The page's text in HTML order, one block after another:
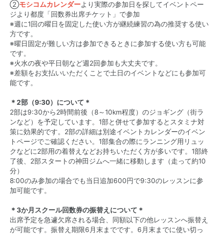
②モシコムカレンダーより実際の参加日を探してイベントペー
ジより都度「回数券出席チケット」で参加
※週に1回の曜日を固定した使い方が継続練習の為の推奨する使い
方です。
※曜日固定が難しい方は参加できるときに参加する使い方も可能
です。
※火水の夜や平日朝など週2回参加も大丈夫です。
※差額をお支払いいただくことで土日のイベントなどにも参加可
能です。
＊2部（9:30）について＊
2部は9:30から2時間前後（8～10km程度）のジョギング（街ラ
ンなど）を予定しています。1部と併せて参加するとスタミナ対
策に効果的です。2部の詳細は別途イベントカレンダーのイベン
トページでご確認ください。1部集合の際にランニング用リュッ
クなどに2部用の着替えなどお持ちいただく方が多いです。1部終
了後、2部スタートの神田ジムへ一緒に移動します（走って約10
分）
8:00のみ参加の場合でも当日追加600円で9:30のレッスンに参
加可能です。
＊3か月スクール回数券の振替えについて＊
出席予定を急遽欠席される場合、同額以下の他レッスンへ振替え
が可能です。振替え期限6月末までです。6月末までに使い切っ